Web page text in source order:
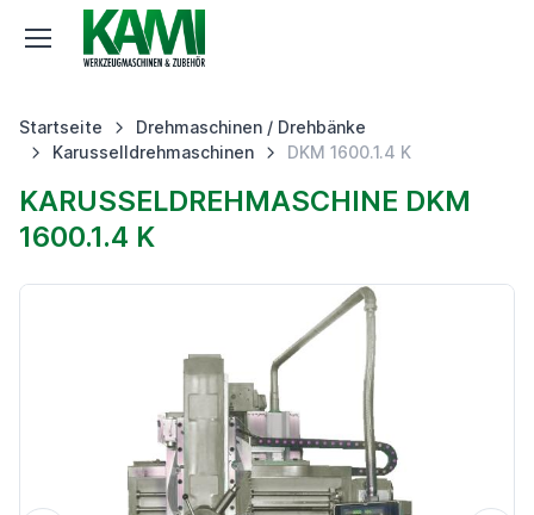
Startseite
Drehmaschinen / Drehbänke
Karusselldrehmaschinen
DKM 1600.1.4 K
KARUSSELDREHMASCHINE DKM
1600.1.4 K